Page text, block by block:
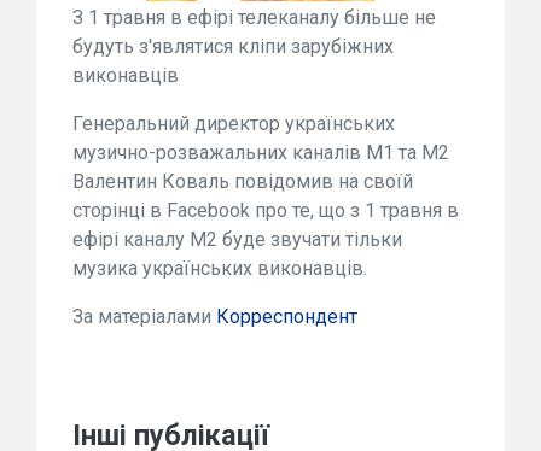
З 1 травня в ефірі телеканалу більше не
будуть з'являтися кліпи зарубіжних
виконавців
Генеральний директор українських
музично-розважальних каналів М1 та М2
Валентин Коваль повідомив на своїй
сторінці в Facebook про те, що з 1 травня в
ефірі каналу М2 буде звучати тільки
музика українських виконавців.
За матеріалами Корреспондент
Інші публікації